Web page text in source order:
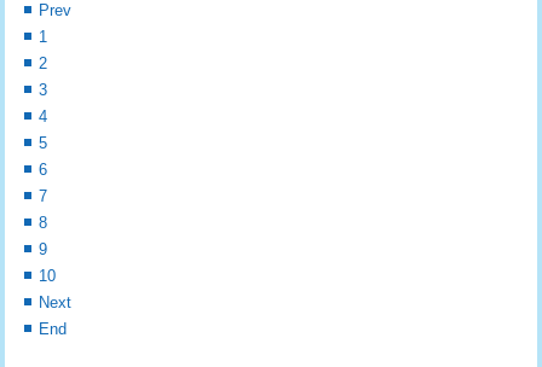
Prev
1
2
3
4
5
6
7
8
9
10
Next
End